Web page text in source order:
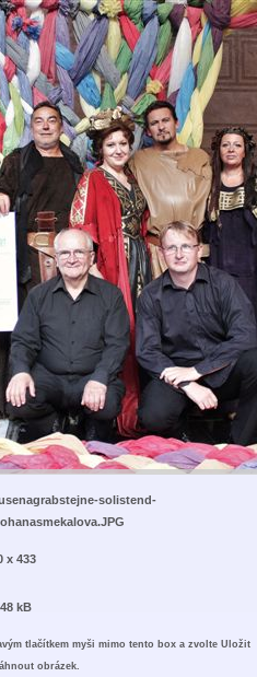
solistend-
x 433
kB
tlačítkem myši mimo tento box a zvolte Uložit
obrázek.